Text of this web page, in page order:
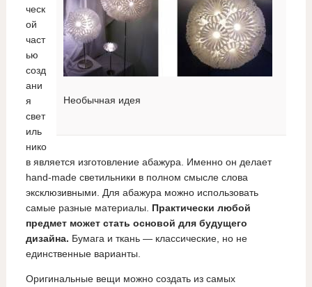
Необычная идея
ческ
ой
част
ью
созд
ани
я
свет
иль
нико
в является изготовление абажура. Именно он делает
hand-made светильники в полном смысле слова
эксклюзивными. Для абажура можно использовать
самые разные материалы. Практически любой
предмет может стать основой для будущего
дизайна. Бумага и ткань — классические, но не
единственные варианты.
Оригинальные вещи можно создать из самых